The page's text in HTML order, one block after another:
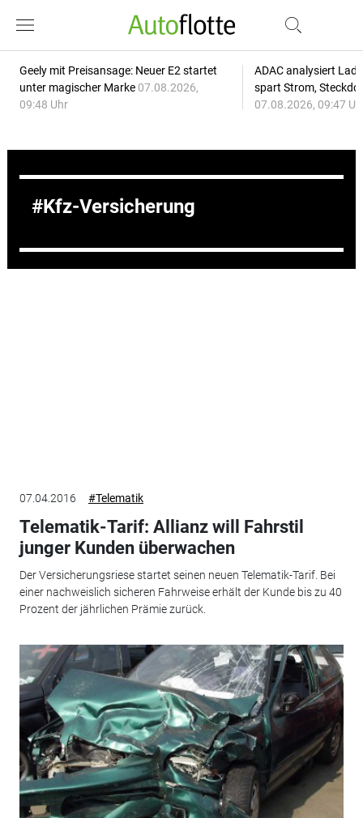
Geely mit Preisansage: Neuer E2 startet
unter magischer Marke 07.08.2026,
09:48 Uhr
ADAC analysiert
spart Strom,
07.08.2026, 09:47
Kfz-Versicherung
07.04.2016 #Telematik
Telematik-Tarif: Allianz will Fahrstil
junger Kunden überwachen
Der Versicherungsriese startet seinen neuen Telematik-Tarif. Bei
einer nachweislich sicheren Fahrweise erhält der Kunde bis zu 40
Prozent der jährlichen Prämie zurück.